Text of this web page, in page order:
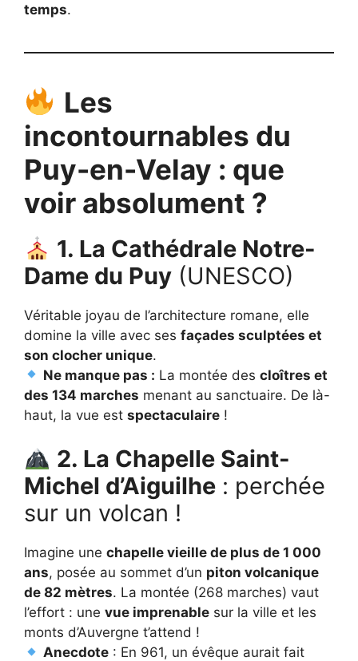
temps.
Les
incontournables du
Puy-en-Velay : que
voir absolument ?
1. La Cathédrale Notre-
Dame du Puy (UNESCO)
Véritable joyau de l’architecture romane, elle
domine la ville avec ses façades sculptées et
son clocher unique.
Ne manque pas : La montée descloîtres et
des 134 marches menant au sanctuaire. De là-
haut, la vue est spectaculaire !
2. La Chapelle Saint-
Michel d’Aiguilhe : perchée
sur un volcan !
Imagine une chapelle vieille de plus de 1 000
ans, posée au sommet d’un piton volcanique
de 82 mètres. La montée (268 marches) vaut
l’effort : une vue imprenable sur la ville et les
monts d’Auvergne t’attend !
Anecdote : En 961, un évêque aurait fait